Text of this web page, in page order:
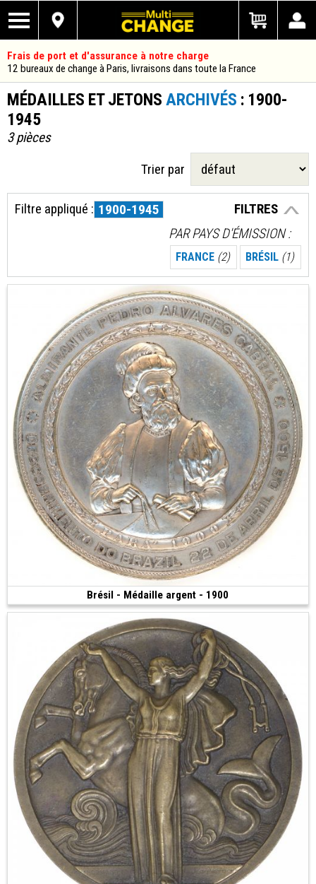
Frais de port et d'assurance à notre charge
12 bureaux de change à Paris, livraisons dans toute la France
MÉDAILLES ET JETONS ARCHIVÉS : 1900-
1945
3 pièces
Trier par
FILTRES
Filtre appliqué : 1900-1945
PAR PAYS D'ÉMISSION
FRANCE (2) BRÉSIL (1)
Brésil - Médaille argent - 1900
(1900 • 163.80 g • 70 mm)